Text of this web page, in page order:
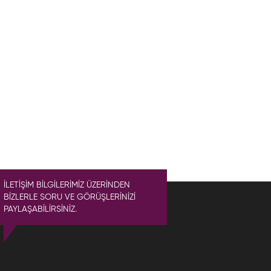
İLETİŞİM BİLGİLERİMİZ ÜZERİNDEN
BİZLERLE SORU VE GÖRÜŞLERİNİZİ
PAYLAŞABİLİRSİNİZ.